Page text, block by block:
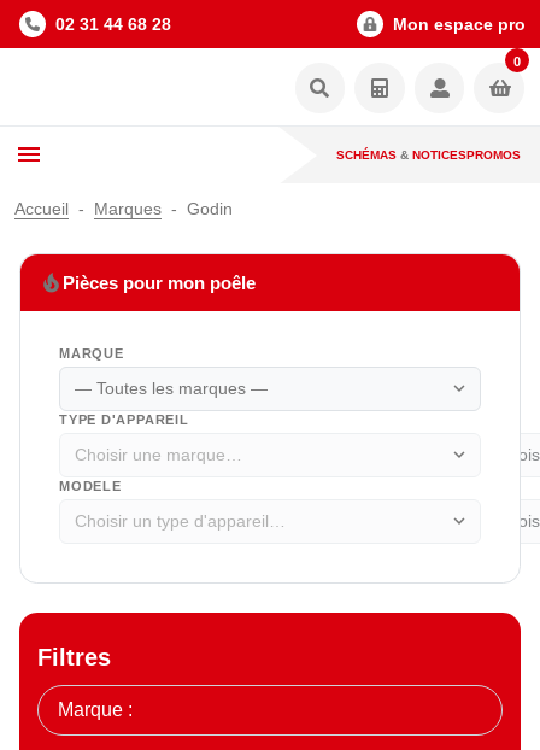
02 31 44 68 28 Mon espace pro
0
SCHÉMAS & NOTICESPROMOS
Accueil Marques Godin
local_fire_department Pièces pour mon poêle
MARQUE
expand_more
TYPE D'APPAREIL
expand_more
MODELE
expand_more
Filtres